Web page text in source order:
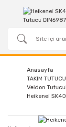
Anasayfa
TAKIM
Veldon
Heikenei